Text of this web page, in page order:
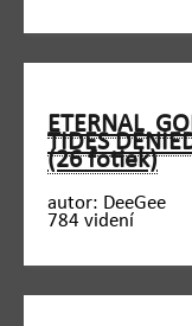
ETERNAL
TIDES
(26 fotiek)
autor: DeeGee
784 videní